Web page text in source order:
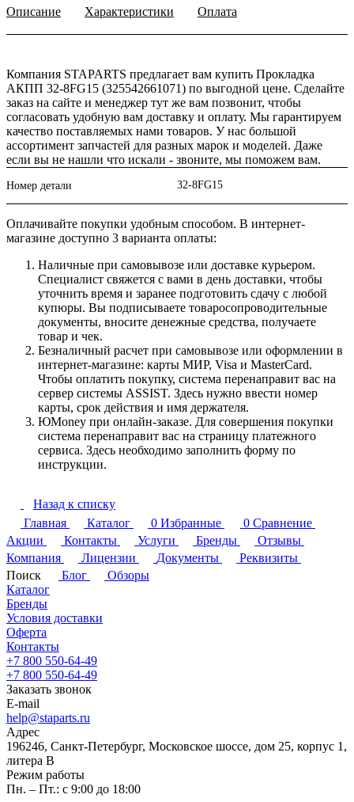
Описание Характеристики Оплата
Компания STAPARTS предлагает вам купить Прокладка
АКПП 32-8FG15 (325542661071) по выгодной цене. Сделайте
заказ на сайте и менеджер тут же вам позвонит, чтобы
согласовать удобную вам доставку и оплату. Мы гарантируем
качество поставляемых нами товаров. У нас большой
ассортимент запчастей для разных марок и моделей. Даже
если вы не нашли что искали - звоните, мы поможем вам.
Номер детали 32-8FG15
Оплачивайте покупки удобным способом. В интернет-
магазине доступно 3 варианта оплаты:
Наличные при самовывозе или доставке курьером.
Специалист свяжется с вами в день доставки, чтобы
уточнить время и заранее подготовить сдачу с любой
купюры. Вы подписываете товаросопроводительные
документы, вносите денежные средства, получаете
товар и чек.
Безналичный расчет при самовывозе или оформлении в
интернет-магазине: карты МИР, Visa и MasterCard.
Чтобы оплатить покупку, система перенаправит вас на
сервер системы ASSIST. Здесь нужно ввести номер
карты, срок действия и имя держателя.
ЮMoney при онлайн-заказе. Для совершения покупки
система перенаправит вас на страницу платежного
сервиса. Здесь необходимо заполнить форму по
инструкции.
Назад к списку
Главная
Каталог 0 Избранные 0 Сравнение
Акции
Контакты Услуги Бренды
Отзывы
Компания
Лицензии Документы
Реквизиты
Поиск
Блог
Обзоры
Каталог
Бренды
Условия доставки
Оферта
Контакты
+7 800 550-64-49
+7 800 550-64-49
Заказать звонок
E-mail
help@staparts.ru
Адрес
196246, Санкт-Петербург, Московское шоссе, дом 25, корпус 1,
литера В
Режим работы
Пн. – Пт.: с 9:00 до 18:00